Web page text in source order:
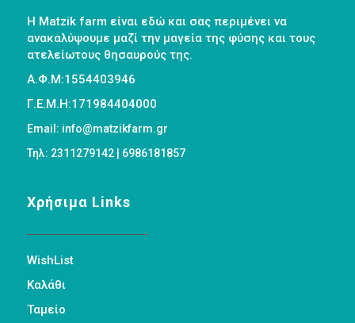
Η Matzik farm είναι εδώ και σας περιμένει να
ανακαλύψουμε μαζί την μαγεία της φύσης και τους
ατελείωτους θησαυρούς της.
Α.Φ.Μ:1554403946
Γ.Ε.Μ.Η:171984404000
Email: info@matzikfarm.gr
Τηλ: 2311279142 | 6986181857
Χρήσιμα Links
WishList
Καλάθι
Ταμείο